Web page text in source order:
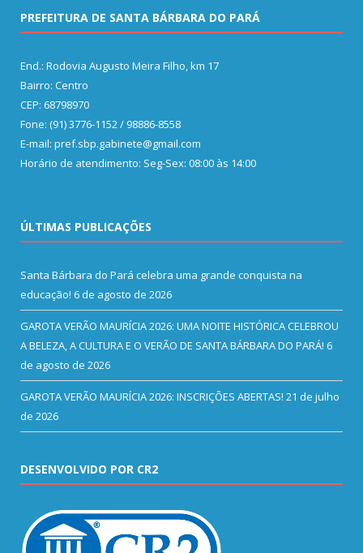
PREFEITURA DE SANTA BÁRBARA DO PARÁ
End.: Rodovia Augusto Meira Filho, km 17
Bairro: Centro
CEP: 68798970
Fone: (91) 3776-1152 / 98886-8558
E-mail: pref.sbp.gabinete@gmail.com
Horário de atendimento: Seg-Sex: 08:00 às 14:00
ÚLTIMAS PUBLICAÇÕES
Santa Bárbara do Pará celebra uma grande conquista na
educação! 6 de agosto de 2026
GAROTA VERÃO MAURÍCIA 2026: UMA NOITE HISTÓRICA CELEBROU
A BELEZA, A CULTURA E O VERÃO DE SANTA BÁRBARA DO PARÁ! 6
de agosto de 2026
GAROTA VERÃO MAURÍCIA 2026: INSCRIÇÕES ABERTAS! 21 de julho
de 2026
DESENVOLVIDO POR CR2